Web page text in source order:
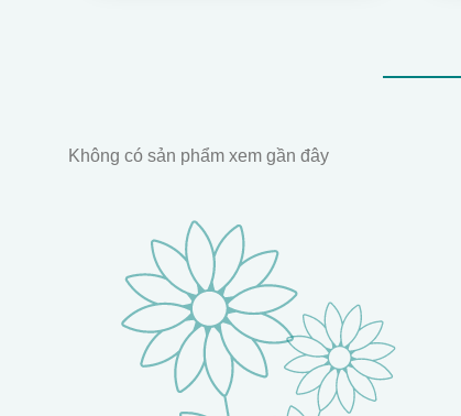
Không có sản phẩm xem gần đây